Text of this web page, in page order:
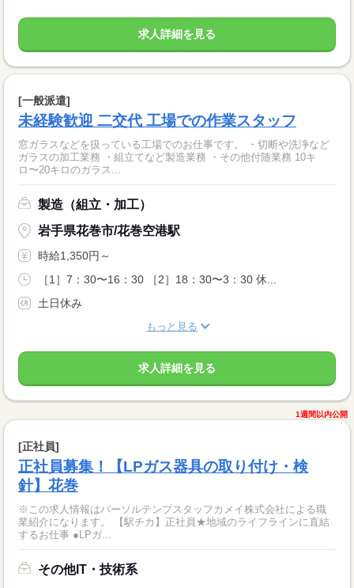
求人詳細を見る
[一般派遣]
未経験歓迎 二交代 工場での作業スタッフ
窓ガラスなどを扱っている工場でのお仕事です。 ・切断や洗浄など
ガラスの加工業務 ・組立てなど製造業務 ・その他付随業務 10キ
ロ〜20キロのガラス...
製造（組立・加工）
岩手県花巻市/花巻空港駅
時給1,350円～
［1］7：30〜16：30 ［2］18：30〜3：30 休...
土日休み
もっと見る
求人詳細を見る
1週間以内公開
[正社員]
正社員募集！【LPガス器具の取り付け・検
針】花巻
※この求人情報はパーソルテンプスタッフカメイ株式会社による職
業紹介になります。 【駅チカ】正社員★地域のライフラインに直結
するお仕事 ●LPガ...
その他IT・技術系